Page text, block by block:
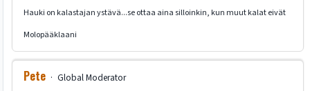
Hauki on kalastajan ystävä...se ottaa aina silloinkin, kun muut kalat eivät
Molopääklaani
Pete
Global Moderator